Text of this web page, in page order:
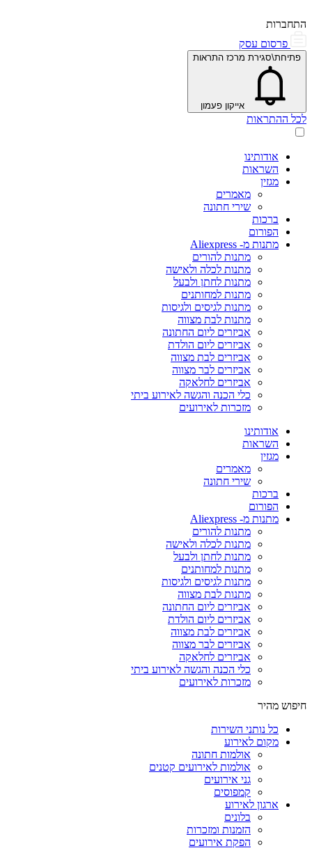
התחברות
פרסום עסק
פתיחת\סגירת מרכז התראות
אייקון פעמון
לכל ההתראות
אודותינו
השראות
מגזין
מאמרים
שירי חתונה
ברכות
הפורום
מתנות מ- Aliexpress
מתנות להורים
מתנות לכלה ולאישה
מתנות לחתן ולבעל
מתנות למחותנים
מתנות לגיסים ולגיסות
מתנות לבת מצווה
אביזרים ליום החתונה
אביזרים ליום הולדת
אביזרים לבת מצווה
אביזרים לבר מצווה
אביזרים לחלאקה
כלי הכנה והגשה לאירוע ביתי
מזכרות לאירועים
אודותינו
השראות
מגזין
מאמרים
שירי חתונה
ברכות
הפורום
מתנות מ- Aliexpress
מתנות להורים
מתנות לכלה ולאישה
מתנות לחתן ולבעל
מתנות למחותנים
מתנות לגיסים ולגיסות
מתנות לבת מצווה
אביזרים ליום החתונה
אביזרים ליום הולדת
אביזרים לבת מצווה
אביזרים לבר מצווה
אביזרים לחלאקה
כלי הכנה והגשה לאירוע ביתי
מזכרות לאירועים
חיפוש מהיר
כל נותני השירות
מקום לאירוע
אולמות חתונה
אולמות לאירועים קטנים
גני אירועים
קמפוסים
ארגון לאירוע
בלונים
הזמנות ומזכרות
הפקת אירועים